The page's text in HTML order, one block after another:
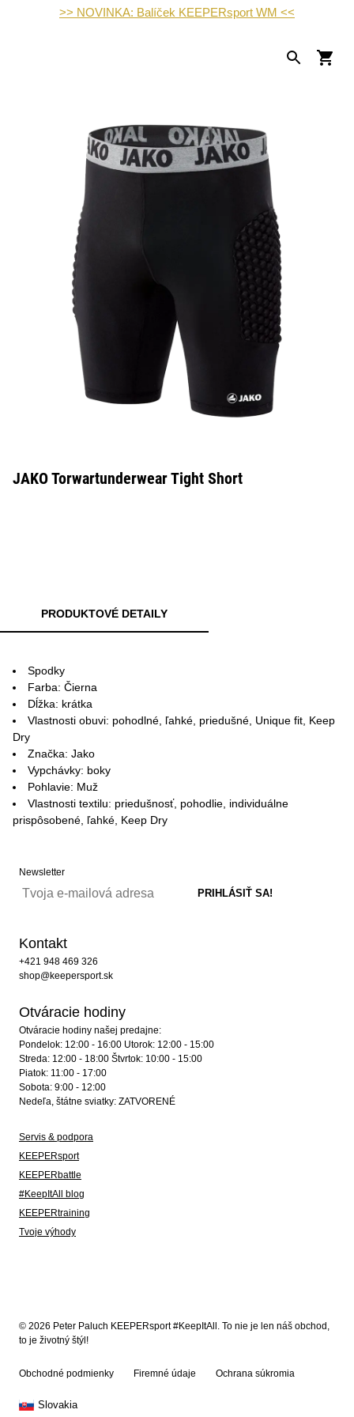
>> NOVINKA: Balíček KEEPERsport WM <<
JAKO Torwartunderwear Tight Short
PRODUKTOVÉ DETAILY
Spodky
Farba: Čierna
Dĺžka: krátka
Vlastnosti obuvi: pohodlné, ľahké, priedušné, Unique fit, Keep
Dry
Značka: Jako
Vypchávky: boky
Pohlavie: Muž
Vlastnosti textilu: priedušnosť, pohodlie, individuálne
prispôsobené, ľahké, Keep Dry
Newsletter
Kontakt
+421 948 469 326
shop@keepersport.sk
Otváracie hodiny
Otváracie hodiny našej predajne:
Pondelok: 12:00 - 16:00 Utorok: 12:00 - 15:00
Streda: 12:00 - 18:00 Štvrtok: 10:00 - 15:00
Piatok: 11:00 - 17:00
Sobota: 9:00 - 12:00
Nedeľa, štátne sviatky: ZATVORENÉ
Servis & podpora
KEEPERsport
KEEPERbattle
#KeepItAll blog
KEEPERtraining
Tvoje výhody
© 2026 Peter Paluch KEEPERsport #KeepItAll. To nie je len náš obchod,
to je životný štýl!
Obchodné podmienky Firemné údaje Ochrana súkromia
Slovakia